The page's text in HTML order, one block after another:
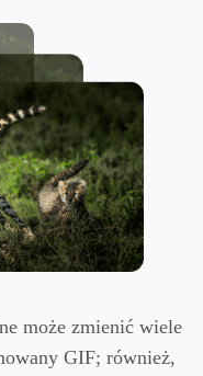
może zmienić wiele
GIF; również,